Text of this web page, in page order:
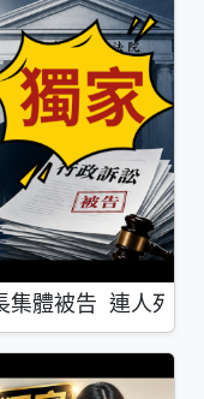
集體被告 連人死了